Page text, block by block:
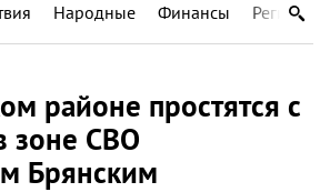
Народные Финансы Регионы
районе простятся с
зоне СВО
Брянским